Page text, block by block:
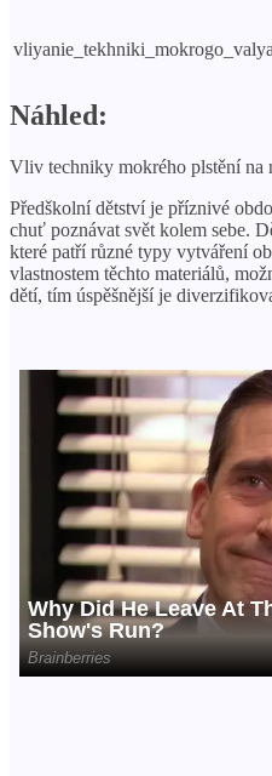
Náhled:
Vliv techniky mokrého plstění na
Předškolní dětství je příznivé
chuť poznávat svět kolem sebe.
které patří různé typy vytváření
vlastnostem těchto materiálů,
dětí, tím úspěšnější je